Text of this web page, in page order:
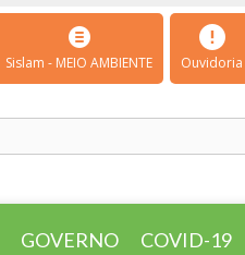
Sislam - MEIO AMBIENTE Ouvidoria
GOVERNO COVID-19